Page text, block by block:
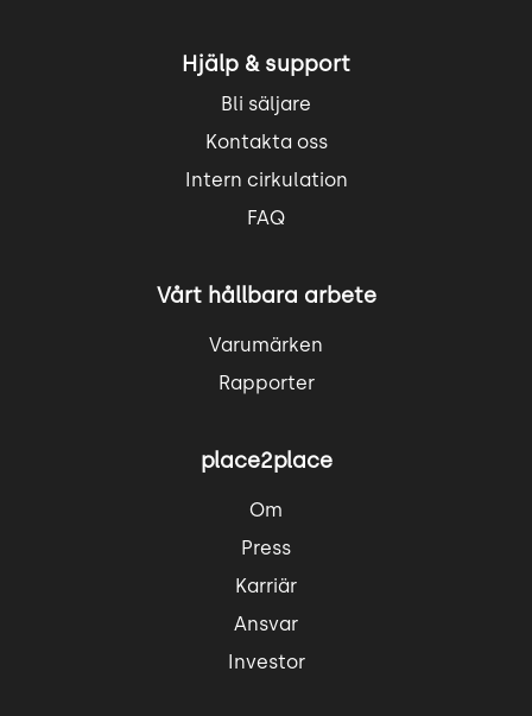
Hjälp & support
Bli säljare
Kontakta oss
Intern cirkulation
FAQ
Vårt hållbara arbete
Varumärken
Rapporter
place2place
Om
Press
Karriär
Ansvar
Investor